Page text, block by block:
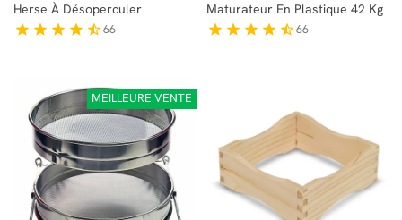
Herse À Désoperculer
star star star star star_half66
Maturateur En Plastique 42 Kg
star star star star star_half66
MEILLEURE VENTE